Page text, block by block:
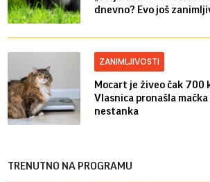
dnevno? Evo još
ZANIMLJIVOSTI
Mocart je živeo čak 700
Vlasnica pronašla mačka
nestanka
TRENUTNO NA PROGRAMU